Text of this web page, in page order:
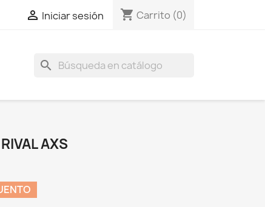
 Iniciar sesión shopping_cart Carrito (0)
search
AXS